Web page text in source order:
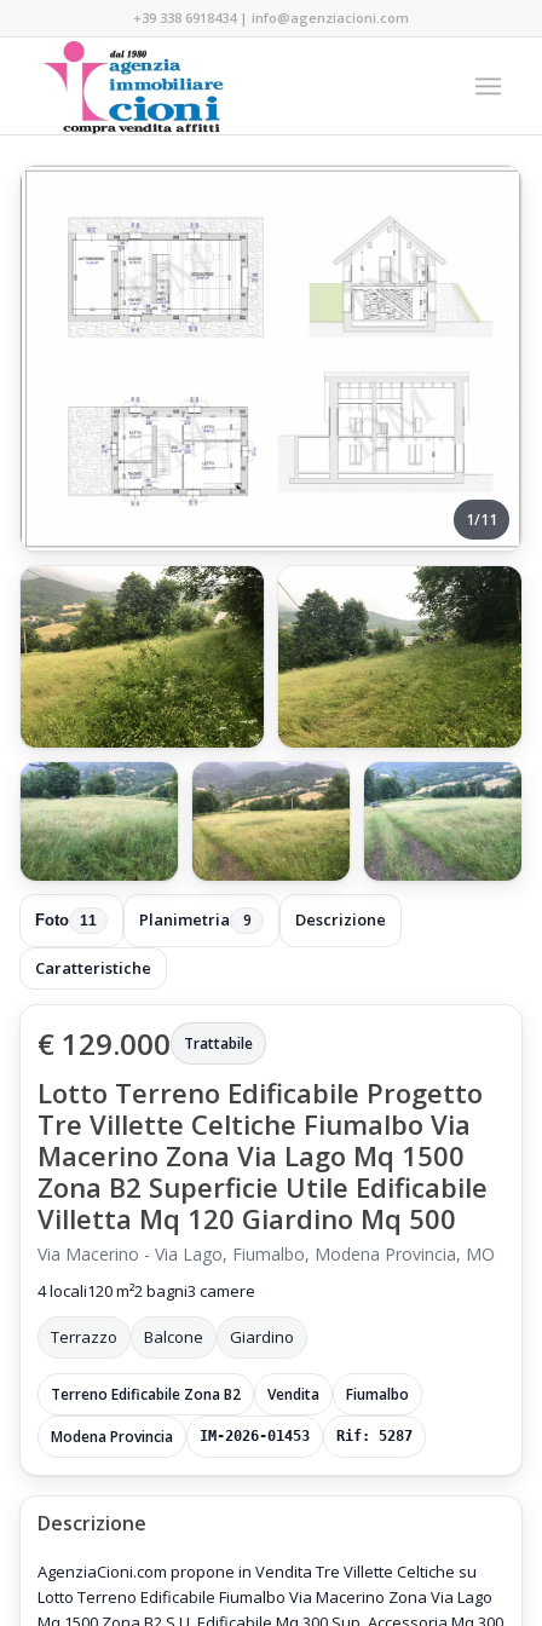
+39 338 6918434| info@agenziacioni.com
1/11
+5 foto
Foto 11 Planimetria 9 Descrizione
Caratteristiche
€ 129.000 Trattabile
Lotto Terreno Edificabile Progetto
Tre Villette Celtiche Fiumalbo Via
Macerino Zona Via Lago Mq 1500
Zona B2 Superficie Utile Edificabile
Villetta Mq 120 Giardino Mq 500
Via Macerino - Via Lago, Fiumalbo, Modena Provincia, MO
4 locali120 m²2 bagni3 camere
Terrazzo Balcone Giardino
Terreno Edificabile Zona B2 Vendita Fiumalbo
Modena Provincia IM-2026-01453 Rif: 5287
Descrizione
AgenziaCioni.com propone in Vendita Tre Villette Celtiche su
Lotto Terreno Edificabile Fiumalbo Via Macerino Zona Via Lago